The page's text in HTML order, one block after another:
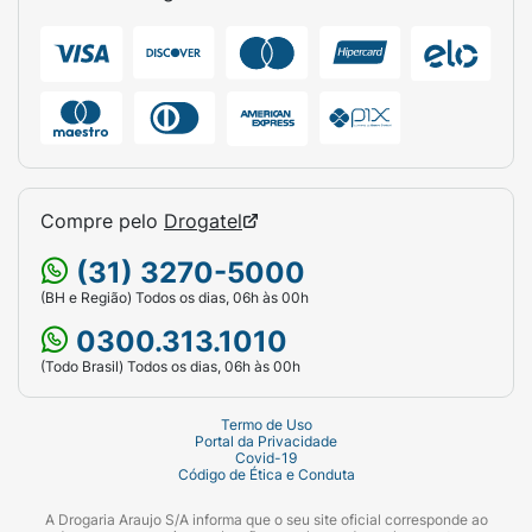
Para melhores resultados, utilize em conjunto
Dove Reconstrução + Aminoácido e descubra
*Dano interno com 5 usos de shampoo,
condicionador e máscara da linha.
Compre pelo Drogatel
(31) 3270-5000
(BH e Região) Todos os dias, 06h às 00h
0300.313.1010
(Todo Brasil) Todos os dias, 06h às 00h
Termo de Uso
Portal da Privacidade
Covid-19
Código de Ética e Conduta
A Drogaria Araujo S/A informa que o seu site oficial corresponde ao